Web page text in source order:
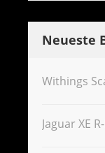
Neueste
Withings
Jaguar XE